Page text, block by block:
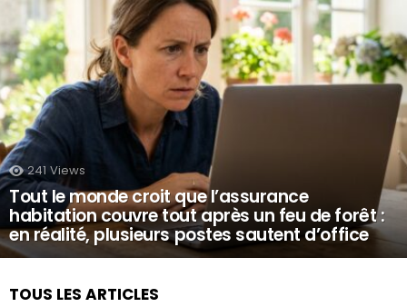
241 Views
Tout le monde croit que l’assurance
habitation couvre tout après un feu de forêt :
en réalité, plusieurs postes sautent d’office
TOUS LES ARTICLES